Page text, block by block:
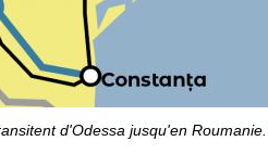
d'Odessa jusqu'en Roumanie.